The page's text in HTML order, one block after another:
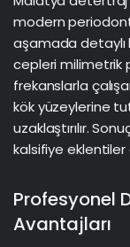
modern
aşamada detaylı
cepleri milimetrik
frekanslarla
kök yüzeylerine
uzaklaştırılır.
kalsifiye
Profesyonel
Avantajları